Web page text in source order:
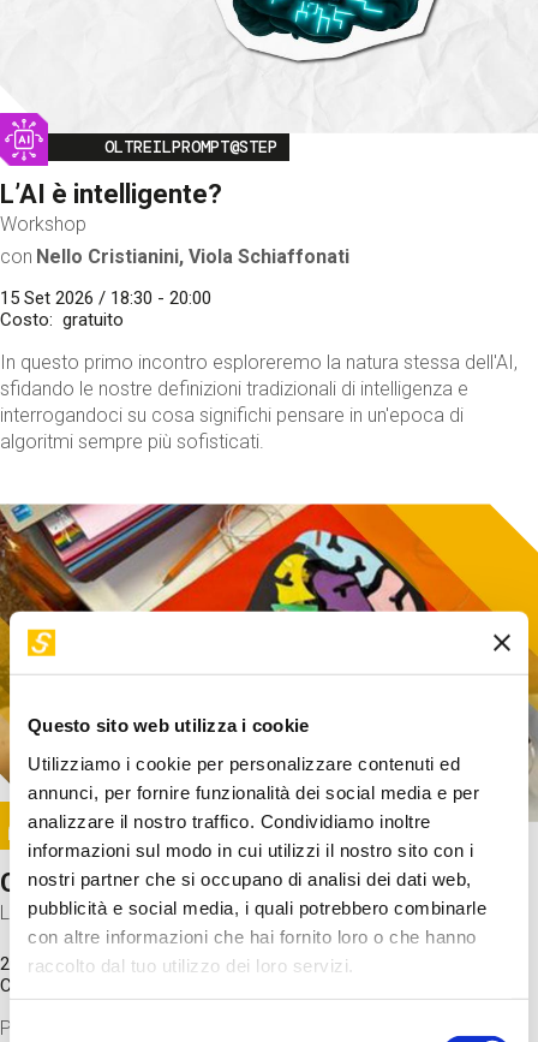
Questo sito web utilizza i cookie
Utilizziamo i cookie per personalizzare contenuti ed
annunci, per fornire funzionalità dei social media e per
analizzare il nostro traffico. Condividiamo inoltre
informazioni sul modo in cui utilizzi il nostro sito con i
nostri partner che si occupano di analisi dei dati web,
pubblicità e social media, i quali potrebbero combinarle
con altre informazioni che hai fornito loro o che hanno
raccolto dal tuo utilizzo dei loro servizi.
Selezione
Image
OLTREILPROMPT@STEP
L’AI è intelligente?
Workshop
con Nello Cristianini, Viola Schiaffonati
15 Set 2026 / 18:30 - 20:00
Costo
gratuito
In questo primo incontro esploreremo la natura stessa dell'AI,
sfidando le nostre definizioni tradizionali di intelligenza e
interrogandoci su cosa significhi pensare in un'epoca di
algoritmi sempre più sofisticati.
Image
SUNDAY@STEP
Come funziona il cervello?
Laboratorio
20 Set 2026 / 11:15 - 13:00
Costo
Proveremo a costruire un cervello in cartoncino cercando di